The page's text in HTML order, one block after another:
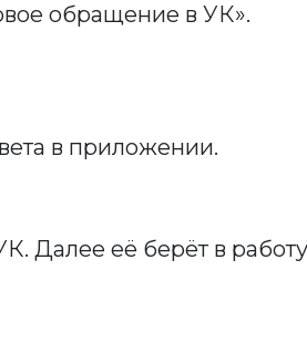
обращение в УК».
в приложении.
Далее её берёт в